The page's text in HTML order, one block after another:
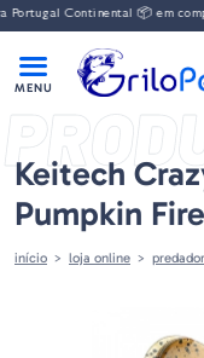
Continental 📦 em compras
Keitech
Pumpkin Fire
início loja online